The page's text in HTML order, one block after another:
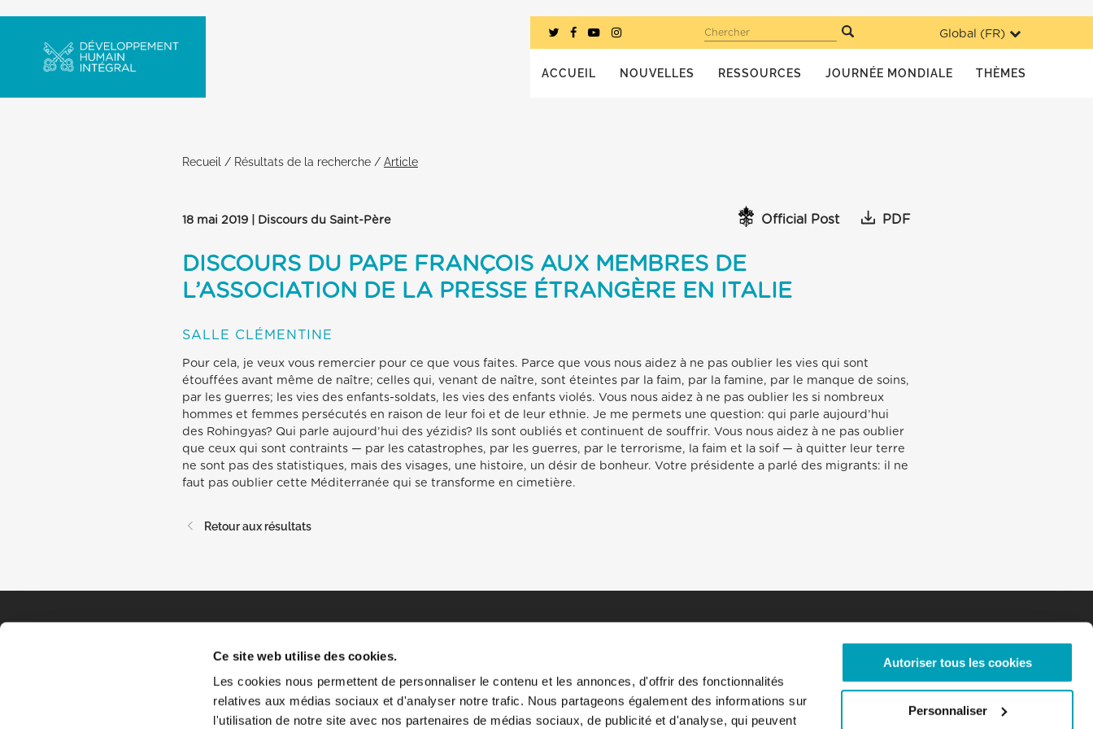
Ce site web utilise des cookies.
Les cookies nous permettent de personnaliser le contenu et les annonces, d'offrir des fonctionnalités
relatives aux médias sociaux et d'analyser notre trafic. Nous partageons également des informations sur
l'utilisation de notre site avec nos partenaires de médias sociaux, de publicité et d'analyse, qui peuvent
Autoriser tous les cookies
Personnaliser
Global (FR)
Chercher
ACCUEIL NOUVELLES RESSOURCES JOURNÉE MONDIALE THÈMES
Recueil / Résultats de la recherche / Article
18 mai 2019 | Discours du Saint-Père Official Post PDF
DISCOURS DU PAPE FRANÇOIS AUX MEMBRES DE
L’ASSOCIATION DE LA PRESSE ÉTRANGÈRE EN ITALIE
SALLE CLÉMENTINE
Pour cela, je veux vous remercier pour ce que vous faites. Parce que vous nous aidez à ne pas oublier les vies qui sont
étouffées avant même de naître; celles qui, venant de naître, sont éteintes par la faim, par la famine, par le manque de soins,
par les guerres; les vies des enfants-soldats, les vies des enfants violés. Vous nous aidez à ne pas oublier les si nombreux
hommes et femmes persécutés en raison de leur foi et de leur ethnie. Je me permets une question: qui parle aujourd’hui
des Rohingyas? Qui parle aujourd’hui des yézidis? Ils sont oubliés et continuent de souffrir. Vous nous aidez à ne pas oublier
que ceux qui sont contraints — par les catastrophes, par les guerres, par le terrorisme, la faim et la soif — à quitter leur terre
ne sont pas des statistiques, mais des visages, une histoire, un désir de bonheur. Votre présidente a parlé des migrants: il ne
faut pas oublier cette Méditerranée qui se transforme en cimetière.
Retour aux résultats
HOME HISTOIRES RESSOURCES